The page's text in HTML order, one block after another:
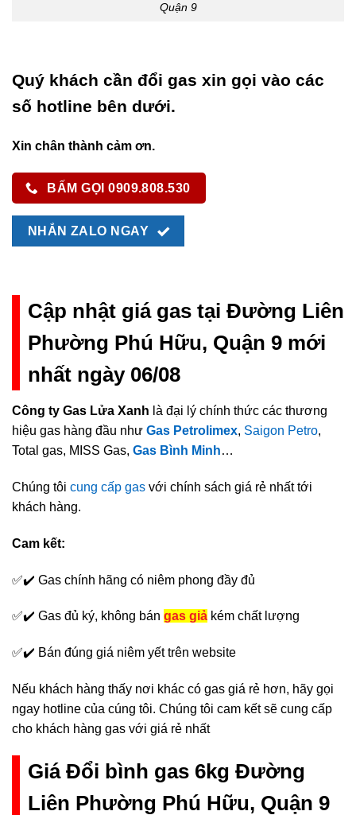
Quận 9
Quý khách cần đổi gas xin gọi vào các
số hotline bên dưới.
Xin chân thành cảm ơn.
BẤM GỌI 0909.808.530
NHẮN ZALO NGAY
Cập nhật giá gas tại Đường Liên
Phường Phú Hữu, Quận 9 mới
nhất ngày 06/08
Công ty Gas Lửa Xanh là đại lý chính thức các thương
hiệu gas hàng đầu như Gas Petrolimex, Saigon Petro,
Total gas, MISS Gas, Gas Bình Minh…
Chúng tôi cung cấp gas với chính sách giá rẻ nhất tới
khách hàng.
Cam kết:
✅✔️ Gas chính hãng có niêm phong đầy đủ
✅✔️ Gas đủ ký, không bán gas giả kém chất lượng
✅✔️ Bán đúng giá niêm yết trên website
Nếu khách hàng thấy nơi khác có gas giá rẻ hơn, hãy gọi
ngay hotline của cúng tôi. Chúng tôi cam kết sẽ cung cấp
cho khách hàng gas với giá rẻ nhất
Giá Đổi bình gas 6kg Đường
Liên Phường Phú Hữu, Quận 9